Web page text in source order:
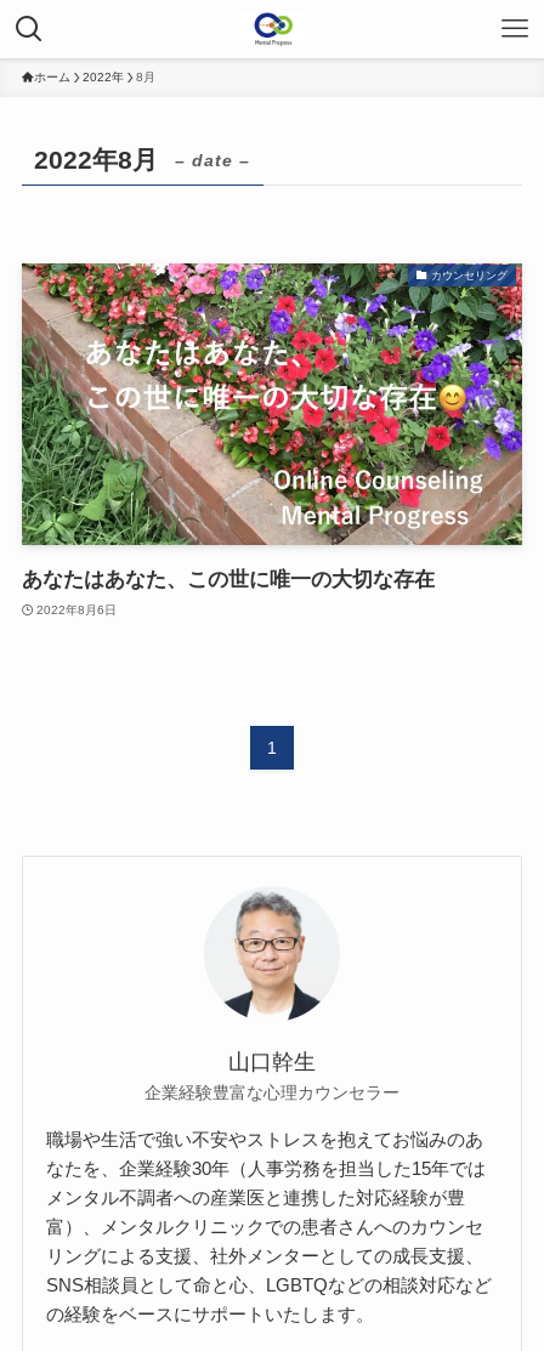
ホーム 2022年 8月
2022年8月 – date –
カウンセリング
あなたはあなた、この世に唯一の大切な存在
2022年8月6日
1
山口幹生
企業経験豊富な心理カウンセラー
職場や生活で強い不安やストレスを抱えてお悩みのあ
なたを、企業経験30年（人事労務を担当した15年では
メンタル不調者への産業医と連携した対応経験が豊
富）、メンタルクリニックでの患者さんへのカウンセ
リングによる支援、社外メンターとしての成長支援、
SNS相談員として命と心、LGBTQなどの相談対応など
の経験をベースにサポートいたします。